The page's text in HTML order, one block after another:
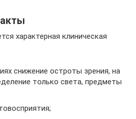
характерная клиническая
снижение остроты зрения, на
только света, предметы